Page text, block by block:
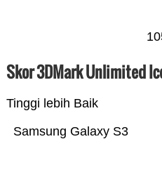
Skor 3DMark Unlimited
Tinggi lebih Baik
Samsung Galaxy S3